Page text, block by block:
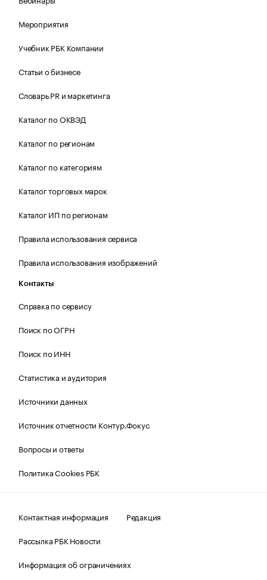
Мероприятия
Учебник РБК Компании
Статьи о бизнесе
Словарь PR и маркетинга
Каталог по ОКВЭД
Каталог по регионам
Каталог по категориям
Каталог торговых марок
Каталог ИП по регионам
Правила использования сервиса
Правила использования изображений
Контакты
Справка по сервису
Поиск по ОГРН
Поиск по ИНН
Статистика и аудитория
Источники данных
Источник отчетности Контур.Фокус
Вопросы и ответы
Политика Cookies РБК
Контактная информация
Редакция
Рассылка РБК Новости
Информация об ограничениях